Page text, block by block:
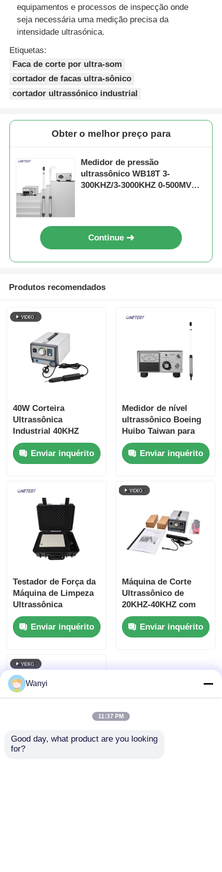
equipamentos e processos de inspecção onde
seja necessária uma medição precisa da
intensidade ultrasónica.
Etiquetas:
Faca de corte por ultra-som
cortador de facas ultra-sônico
cortador ultrassónico industrial
Obter o melhor preço para
Medidor de pressão
ultrassônico WB18T 3-
300KHZ/3-3000KHZ 0-500MV
Continue
Produtos recomendados
40W Corteira
Ultrassônica
Industrial 40KHZ
Corteira Ultrassônica
UC-60N-03
Enviar inquérito
Medidor de nível
ultrassônico Boeing
Huibo Taiwan para
líquidos corrosivos
Enviar inquérito
Testador de Força da
Máquina de Limpeza
Ultrassônica
AC90V~240V 0-500mV
Enviar inquérito
Máquina de Corte
Ultrassônico de
20KHZ-40KHZ com
Tratamento de
Rebarbas, Grampos
de Toner para
Enviar inquérito
Wanyi
11:37 PM
Good day, what product are you looking
for?